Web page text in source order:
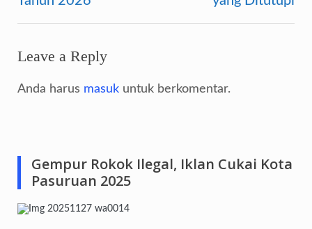
Leave a Reply
Anda harus masuk untuk berkomentar.
Gempur Rokok Ilegal, Iklan Cukai Kota
Pasuruan 2025